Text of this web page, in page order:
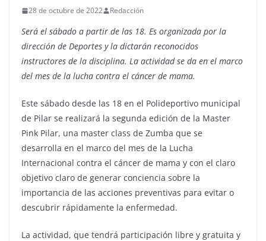
28 de octubre de 2022 Redacción
Será el sábado a partir de las 18. Es organizada por la
dirección de Deportes y la dictarán reconocidos
instructores de la disciplina. La actividad se da en el marco
del mes de la lucha contra el cáncer de mama.
Este sábado desde las 18 en el Polideportivo municipal
de Pilar se realizará la segunda edición de la Master
Pink Pilar, una master class de Zumba que se
desarrolla en el marco del mes de la Lucha
Internacional contra el cáncer de mama y con el claro
objetivo claro de generar conciencia sobre la
importancia de las acciones preventivas para evitar o
descubrir rápidamente la enfermedad.
La actividad, que tendrá participación libre y gratuita y